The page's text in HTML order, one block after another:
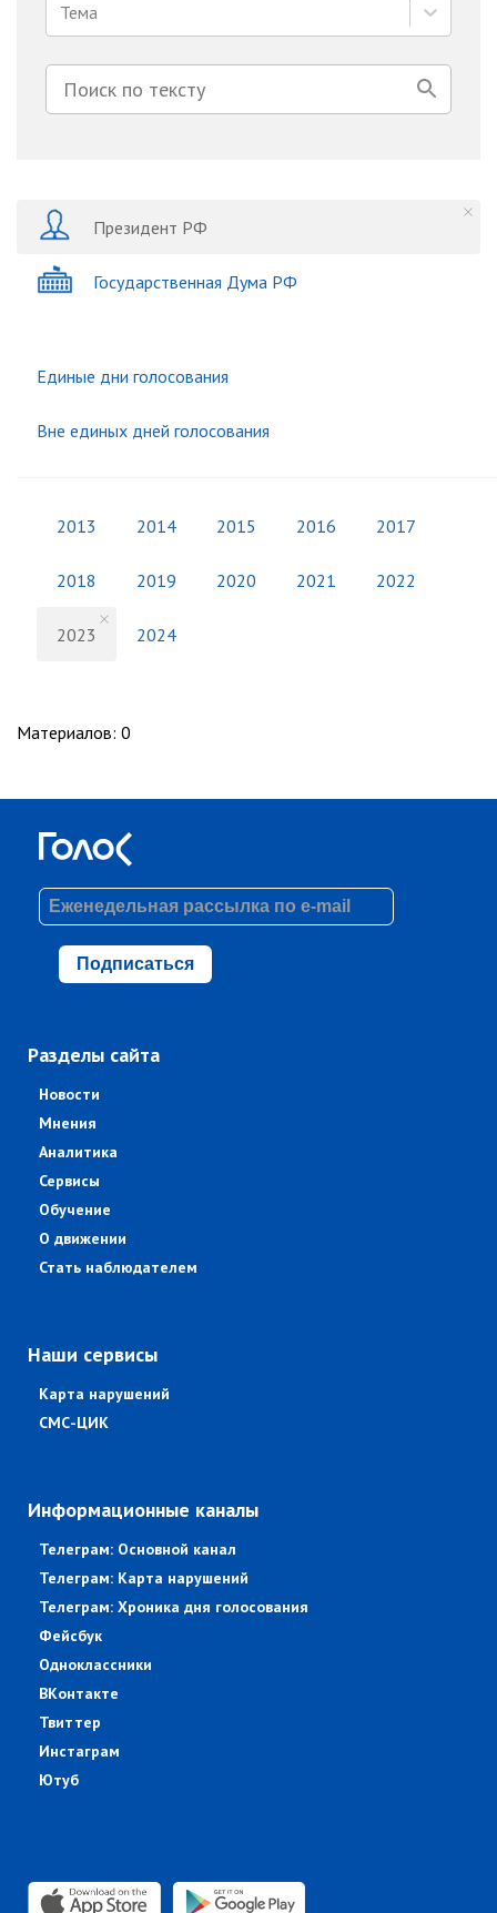
Тема
Президент РФ
Государственная Дума РФ
Единые дни голосования
Вне единых дней голосования
2013 2014 2015 2016 2017
2018 2019 2020 2021 2022
2023 2024
Материалов: 0
Подписаться
Разделы сайта
Новости
Мнения
Аналитика
Сервисы
Обучение
О движении
Стать наблюдателем
Наши сервисы
Карта нарушений
СМС-ЦИК
Информационные каналы
Телеграм: Основной канал
Телеграм: Карта нарушений
Телеграм: Хроника дня голосования
Фейсбук
Одноклассники
ВКонтакте
Твиттер
Инстаграм
Ютуб